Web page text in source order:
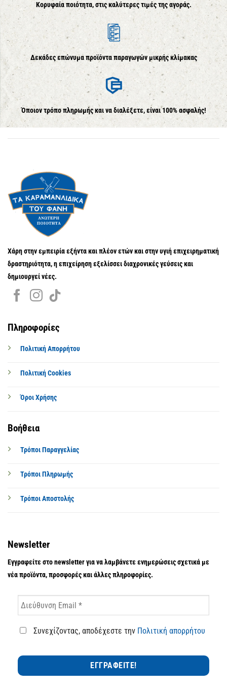
Κορυφαία ποιότητα, στις καλύτερες τιμές της αγοράς.
Δεκάδες επώνυμα προϊόντα παραγωγών μικρής κλίμακας
Όποιον τρόπο πληρωμής και να διαλέξετε, είναι 100% ασφαλής!
Χάρη στην εμπειρία εξήντα και πλέον ετών και στην υγιή επιχειρηματική
δραστηριότητα, η επιχείρηση εξελίσσει διαχρονικές γεύσεις και
δημιουργεί νέες.
Πληροφορίες
Πολιτική Απορρήτου
Πολιτική Cookies
Όροι Χρήσης
Βοήθεια
Τρόποι Παραγγελίας
Τρόποι Πληρωμής
Τρόποι Αποστολής
Newsletter
Εγγραφείτε στο newsletter για να λαμβάνετε ενημερώσεις σχετικά με
νέα προϊόντα, προσφορές και άλλες πληροφορίες.
Συνεχίζοντας, αποδέχεστε την Πολιτική απορρήτου